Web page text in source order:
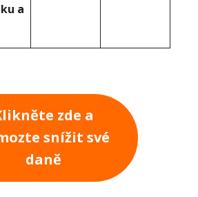
a
zde a
snížit své
daně